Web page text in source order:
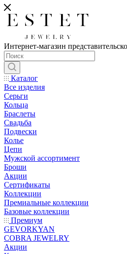
Интернет-магазин
Каталог
Все изделия
Серьги
Кольца
Браслеты
Свадьба
Подвески
Колье
Цепи
Мужской ассортимент
Броши
Акции
Сертификаты
Коллекции
Премиальные коллекции
Базовые коллекции
Премиум
GEVORKYAN
COBRA JEWELRY
Акции